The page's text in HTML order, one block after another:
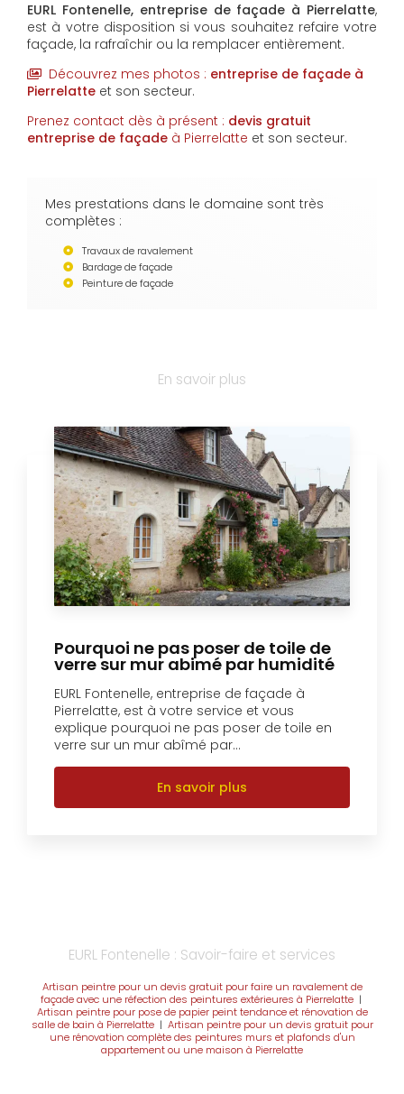
EURL Fontenelle, entreprise de façade à Pierrelatte,
est à votre disposition si vous souhaitez refaire votre
façade, la rafraîchir ou la remplacer entièrement.
Découvrez mes photos : entreprise de façade à
Pierrelatte et son secteur.
Prenez contact dès à présent : devis gratuit
entreprise de façade à Pierrelatte et son secteur.
Mes prestations dans le domaine sont très
complètes :
Travaux de ravalement
Bardage de façade
Peinture de façade
En savoir plus
Pourquoi ne pas poser de toile de
verre sur mur abimé par humidité
EURL Fontenelle, entreprise de façade à
Pierrelatte, est à votre service et vous
explique pourquoi ne pas poser de toile en
verre sur un mur abîmé par...
En savoir plus
EURL Fontenelle : Savoir-faire et services
Artisan peintre pour un devis gratuit pour faire un ravalement de
façade avec une réfection des peintures extérieures à Pierrelatte|
Artisan peintre pour pose de papier peint tendance et rénovation de
salle de bain à Pierrelatte| Artisan peintre pour un devis gratuit pour
une rénovation complète des peintures murs et plafonds d'un
appartement ou une maison à Pierrelatte